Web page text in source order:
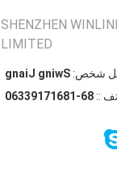
SHENZHEN
LIMITED
شخص: Swing Jiang
::
86-18617193360